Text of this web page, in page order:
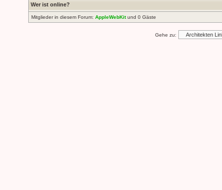
Wer ist online?
Mitglieder in diesem Forum: AppleWebKitund 0 Gäste
Gehe zu: